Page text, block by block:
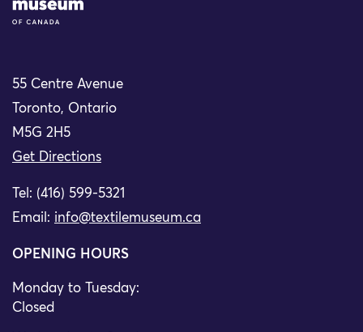
55 Centre Avenue
Toronto, Ontario
M5G 2H5
Get Directions
Tel: (416) 599-5321
Email: info@textilemuseum.ca
OPENING HOURS
Monday to Tuesday:
Closed